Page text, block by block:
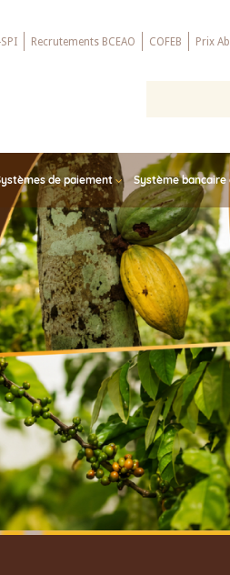
Recrutements BCEAO COFEB Prix
de paiement Système